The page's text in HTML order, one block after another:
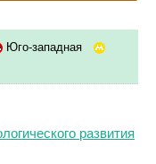
Юго-западная
развития